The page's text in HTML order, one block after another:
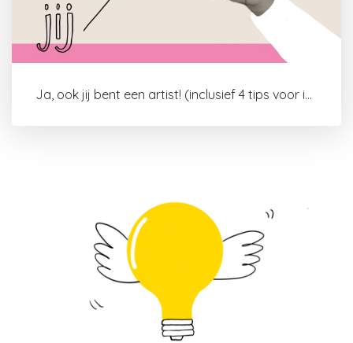
Ja, ook jij bent een artist! (inclusief 4 tips voor interne motivatie)